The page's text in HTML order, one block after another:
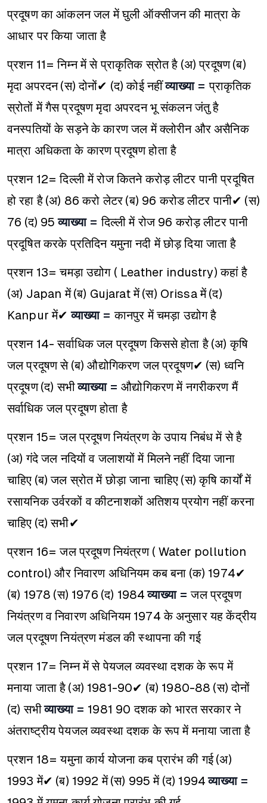
प्रदूषण का आंकलन जल में घुली ऑक्सीजन की मात्रा के
आधार पर किया जाता है
प्रशन 11= निम्न में से प्राकृतिक स्रोत है (अ) प्रदूषण (ब)
मृदा अपरदन (स) दोनों✔ (द) कोई नहींव्याख्या = प्राकृतिक
स्रोतों में गैस प्रदूषण मृदा अपरदन भू संकलन जंतु है
वनस्पतियों के सड़ने के कारण जल में क्लोरीन और असैनिक
मात्रा अधिकता के कारण प्रदूषण होता है
प्रशन 12= दिल्ली में रोज कितने करोड़ लीटर पानी प्रदूषित
हो रहा है (अ) 86 करो लेटर (ब) 96 करोड लीटर पानी✔ (स)
76 (द) 95 व्याख्या = दिल्ली में रोज 96 करोड़ लीटर पानी
प्रदूषित करके प्रतिदिन यमुना नदी में छोड़ दिया जाता है
प्रशन 13= चमड़ा उद्योग ( Leather industry) कहां है
(अ) Japan में (ब) Gujarat में (स) Orissa में (द)
Kanpur में✔ व्याख्या = कानपुर में चमड़ा उद्योग है
प्रशन 14- सर्वाधिक जल प्रदूषण किससे होता है (अ) कृषि
जल प्रदूषण से (ब) औद्योगिकरण जल प्रदूषण✔ (स) ध्वनि
प्रदूषण (द) सभीव्याख्या = औद्योगिकरण में नगरीकरण मैं
सर्वाधिक जल प्रदूषण होता है
प्रशन 15= जल प्रदूषण नियंत्रण के उपाय निबंध में से है
(अ) गंदे जल नदियों व जलाशयों में मिलने नहीं दिया जाना
चाहिए (ब) जल स्रोत में छोड़ा जाना चाहिए (स) कृषि कार्यों में
रसायनिक उर्वरकों व कीटनाशकों अतिशय प्रयोग नहीं करना
चाहिए (द) सभी✔
प्रशन 16= जल प्रदूषण नियंत्रण ( Water pollution
control) और निवारण अधिनियम कब बना (क) 1974✔
(ब) 1978 (स) 1976 (द) 1984 व्याख्या = जल प्रदूषण
नियंत्रण व निवारण अधिनियम 1974 के अनुसार यह केंद्रीय
जल प्रदूषण नियंत्रण मंडल की स्थापना की गई
प्रशन 17= निम्न में से पेयजल व्यवस्था दशक के रूप में
मनाया जाता है (अ) 1981-90✔ (ब) 1980-88 (स) दोनों
(द) सभीव्याख्या = 1981 90 दशक को भारत सरकार ने
अंतराष्ट्रीय पेयजल व्यवस्था दशक के रूप में मनाया जाता है
प्रशन 18= यमुना कार्य योजना कब प्रारंभ की गई (अ)
1993 में✔ (ब) 1992 में (स) 995 में (द) 1994 व्याख्या =